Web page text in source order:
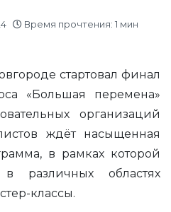
Время прочтения: 1 мин
стартовал финал
«Большая перемена»
организаций
ждёт насыщенная
в рамках которой
различных областях
классы.